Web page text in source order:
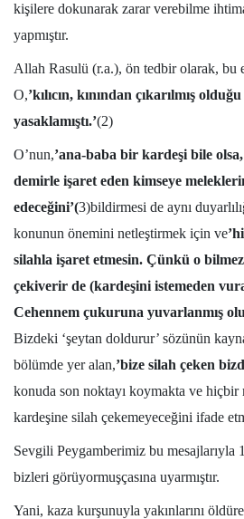
kişilere dokunarak zarar verebilme
yapmıştır.
Allah Rasulü (r.a.), ön tedbir olarak, bu
O,’kılıcın, kınından çıkarılmış
yasaklamıştı.’(2)
O’nun,’ana-baba bir kardeşi bile
demirle işaret eden kimseye
edeceğini’(3)bildirmesi de aynı
konunun önemini netleştirmek için ve
silahla işaret etmesin. Çünkü o
çekiverir de (kardeşini istemeden
Cehennem çukuruna yuvarlanmış
Bizdeki ‘şeytan doldurur’ sözünün
bölümde yer alan,’bize silah çeken
konuda son noktayı koymakta ve hiçbir
kardeşine silah çekemeyeceğini ifade
Sevgili Peygamberimiz bu mesajlarıyla
bizleri görüyormuşçasına uyarmıştır.
Yani, kaza kurşunuyla yakınlarını